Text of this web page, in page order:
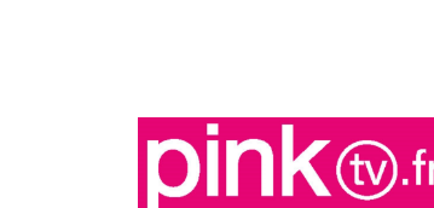
ACCUEIL PINKX PORN ACTU